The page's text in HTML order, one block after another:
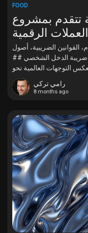
Forums
Movies
Developers
FOOD
تتقدم بمشروع
الرقمية
القوانين الضريبية، أصول
ضريبة الدخل الشخصي ##
رامي تركي
8 months ago